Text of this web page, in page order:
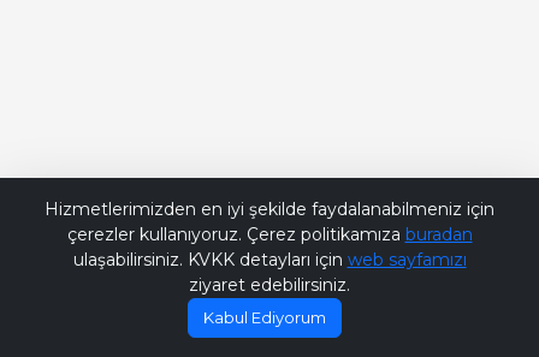
Hizmetlerimizden en iyi şekilde faydalanabilmeniz için
çerezler kullanıyoruz. Çerez politikamıza buradan
ulaşabilirsiniz. KVKK detayları için web sayfamızı
ziyaret edebilirsiniz.
Kabul Ediyorum
Bana Soru Sor | Ask Me